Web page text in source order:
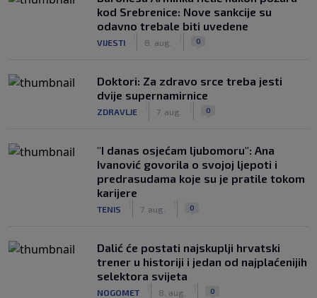
kod Srebrenice: Nove sankcije su
odavno trebale biti uvedene
VIJESTI 8. aug. 0
Doktori: Za zdravo srce treba jesti
dvije supernamirnice
ZDRAVLJE 7. aug. 0
"I danas osjećam ljubomoru": Ana
Ivanović govorila o svojoj ljepoti i
predrasudama koje su je pratile tokom
karijere
TENIS 7. aug. 0
Dalić će postati najskuplji hrvatski
trener u historiji i jedan od najplaćenijih
selektora svijeta
NOGOMET 8. aug. 0